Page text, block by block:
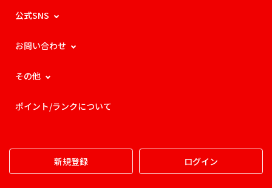
公式SNS
お問い合わせ
その他
ポイント/ランクについて
新規登録 ログイン